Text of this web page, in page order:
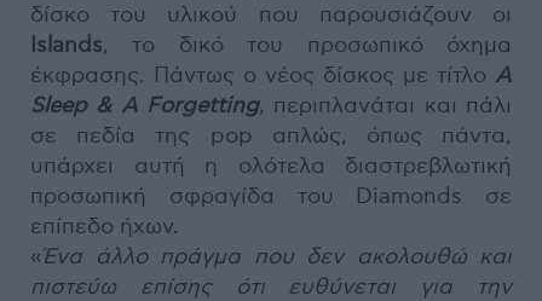
δίσκο του υλικού που παρουσιάζουν οι
Islands, το δικό του προσωπικό όχημα
έκφρασης. Πάντως ο νέος δίσκος με τίτλο A
Sleep & A Forgetting, περιπλανάται και πάλι
σε πεδία της pop απλώς, όπως πάντα,
υπάρχει αυτή η ολότελα διαστρεβλωτική
προσωπική σφραγίδα του Diamonds σε
επίπεδο ήχων.
«Ένα άλλο πράγμα που δεν ακολουθώ και
πιστεύω επίσης ότι ευθύνεται για την